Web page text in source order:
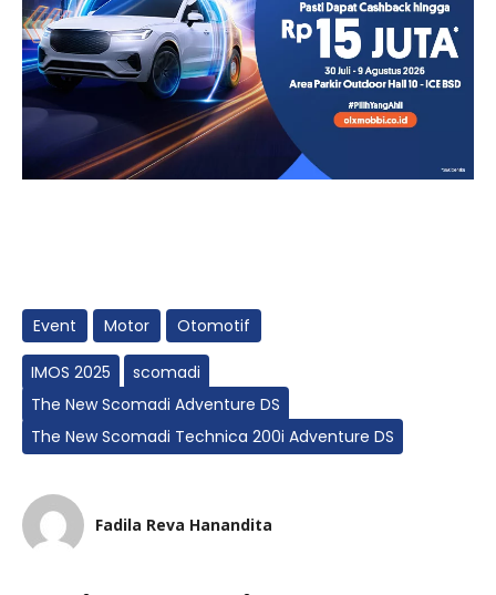
Event Motor Otomotif
IMOS 2025
scomadi
The New Scomadi Adventure DS
The New Scomadi Technica 200i Adventure DS
Fadila Reva Hanandita